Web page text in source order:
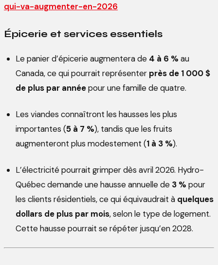
qui-va-augmenter-en-2026
Épicerie et services essentiels
Le panier d’épicerie augmentera de 4 à 6 % au
Canada, ce qui pourrait représenter près de 1 000 $
de plus par annéepour une famille de quatre.
Les viandes connaîtront les hausses les plus
importantes (5 à 7 %), tandis que les fruits
augmenteront plus modestement (1 à 3 %).
L’électricité pourrait grimper dès avril 2026. Hydro-
Québec demande une hausse annuelle de 3 % pour
les clients résidentiels, ce qui équivaudrait à quelques
dollars de plus par mois, selon le type de logement.
Cette hausse pourrait se répéter jusqu’en 2028.